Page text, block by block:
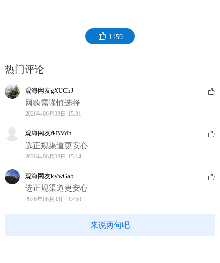
1159
热门评论
观海网友gXUChJ
网购需谨慎选择
2026年06月03日 15:31
观海网友fkBVdh
选正规渠道更安心
2026年06月03日 15:14
观海网友kVwGa5
选正规渠道更安心
2026年06月03日 12:50
来说两句吧